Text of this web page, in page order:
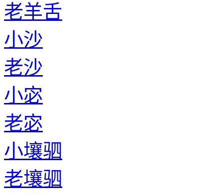
老羊舌
小沙
老沙
小宓
老宓
小壤驷
老壤驷